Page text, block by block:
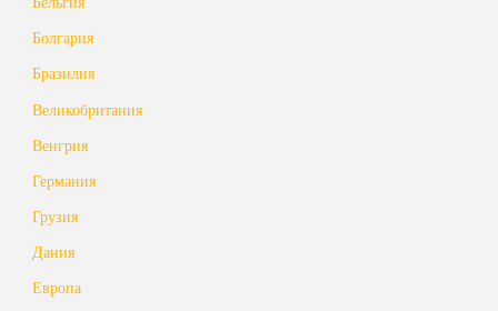
Болгария
Бразилия
Великобритания
Венгрия
Германия
Грузия
Дания
Европа